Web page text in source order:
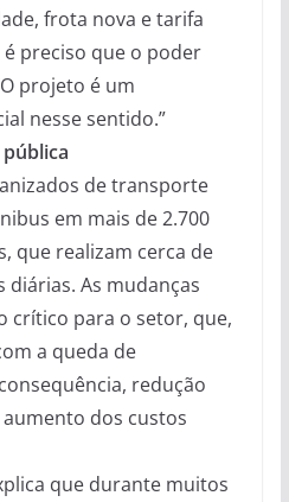
frota nova e tarifa
preciso que o poder
projeto é um
nesse sentido.”
de transporte
em mais de 2.700
que realizam cerca de
diárias. As mudanças
crítico para o setor, que,
a queda de
redução
dos custos
que durante muitos